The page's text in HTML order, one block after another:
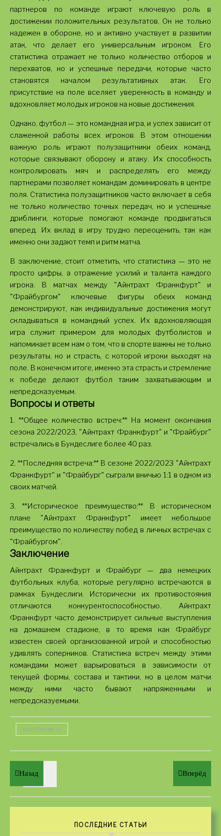
партнеров по команде играют ключевую роль в
достижении положительных результатов. Он не только
надежен в обороне, но и активно участвует в развитии
атак, что делает его универсальным игроком. Его
статистика отражает не только количество отборов и
перехватов, но и успешные передачи, которые часто
становятся началом результативных атак. Его
присутствие на поле вселяет уверенность в команду и
вдохновляет молодых игроков на новые достижения.
Однако, футбол — это командная игра, и успех зависит от
слаженной работы всех игроков. В этом отношении
важную роль играют полузащитники обеих команд,
которые связывают оборону и атаку. Их способность
контролировать мяч и распределять его между
партнерами позволяет командам доминировать в центре
поля. Статистика полузащитников часто включает в себя
не только количество точных передач, но и успешные
дриблинги, которые помогают команде продвигаться
вперед. Их вклад в игру трудно переоценить, так как
именно они задают темп и ритм матча.
В заключение, стоит отметить, что статистика — это не
просто цифры, а отражение усилий и таланта каждого
игрока. В матчах между "Айнтрахт Франкфурт" и
"Фрайбургом" ключевые фигуры обеих команд
демонстрируют, как индивидуальные достижения могут
складываться в командный успех. Их вдохновляющая
игра служит примером для молодых футболистов и
напоминает всем нам о том, что в спорте важны не только
результаты, но и страсть, с которой игроки выходят на
поле. В конечном итоге, именно эта страсть и стремление
к победе делают футбол таким захватывающим и
непредсказуемым.
Вопросы и ответы
1. **Общее количество встреч:** На момент окончания
сезона 2022/2023, "Айнтрахт Франкфурт" и "Фрайбург"
встречались в Бундеслиге более 40 раз.
2. **Последняя встреча:** В сезоне 2022/2023 "Айнтрахт
Франкфурт" и "Фрайбург" сыграли вничью 1:1 в одном из
своих матчей.
3. **Историческое преимущество:** В историческом
плане "Айнтрахт Франкфурт" имеет небольшое
преимущество по количеству побед в личных встречах с
"Фрайбургом".
Заключение
Айнтрахт Франкфурт и Фрайбург — два немецких
футбольных клуба, которые регулярно встречаются в
рамках Бундеслиги. Исторически их противостояния
отличаются конкурентоспособностью. Айнтрахт
Франкфурт часто демонстрирует сильные выступления
на домашнем стадионе, в то время как Фрайбург
известен своей организованной игрой и способностью
удивлять соперников. Статистика встреч между этими
командами может варьироваться в зависимости от
текущей формы, состава и тактики, но в целом матчи
между ними часто бывают напряженными и
непредсказуемыми.
sportfeeder.ru
Назад Вперёд
ПОСЛЕДНИЕ СТАТЬИ